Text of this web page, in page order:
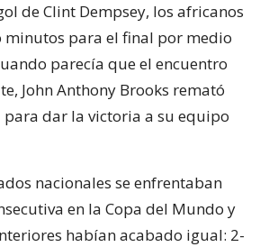
de Clint Dempsey, los africanos
minutos para el final por medio
parecía que el encuentro
John Anthony Brooks remató
para dar la victoria a su equipo
nacionales se enfrentaban
en la Copa del Mundo y
habían acabado igual: 2-